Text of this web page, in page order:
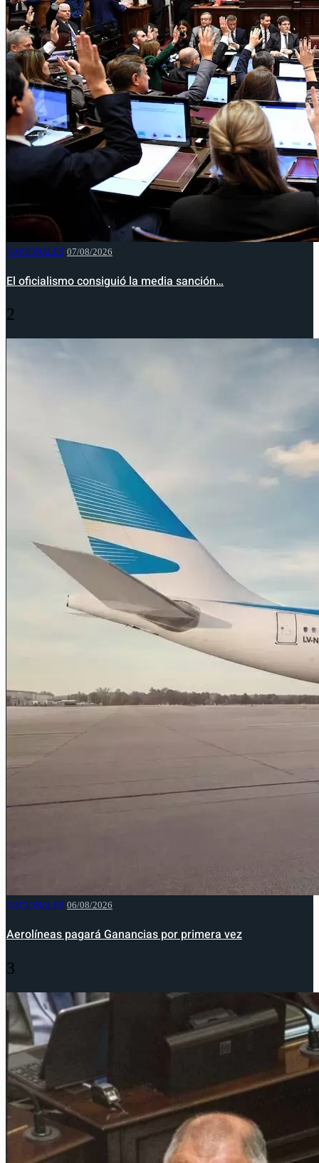
NACIONALES 07/08/2026
El oficialismo consiguió la media sanción…
2
NACIONALES 06/08/2026
Aerolíneas pagará Ganancias por primera vez
3